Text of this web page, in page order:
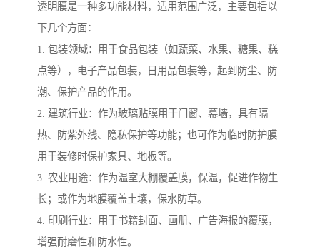
透明膜是一种多功能材料，适用范围广泛，主要包括以
下几个方面：
1. 包装领域：用于食品包装（如蔬菜、水果、糖果、糕
点等），电子产品包装，日用品包装等，起到防尘、防
潮、保护产品的作用。
2. 建筑行业：作为玻璃贴膜用于门窗、幕墙，具有隔
热、防紫外线、隐私保护等功能；也可作为临时防护膜
用于装修时保护家具、地板等。
3. 农业用途：作为温室大棚覆盖膜，保温，促进作物生
长；或作为地膜覆盖土壤，保水防草。
4. 印刷行业：用于书籍封面、画册、广告海报的覆膜，
增强耐磨性和防水性。